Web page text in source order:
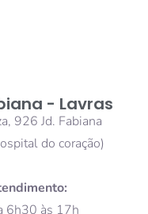
- Lavras
926 Jd. Fabiana
do coração)
6h30 às 17h